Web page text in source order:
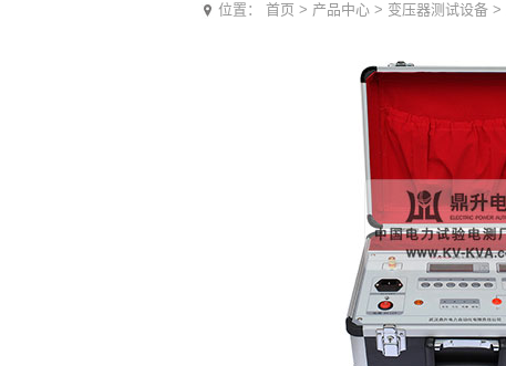
位置： 首页 > 产品中心 > 变压器测试设备 >